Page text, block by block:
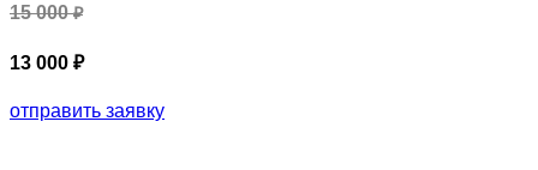
15 000₽
13 000 ₽
отправить заявку